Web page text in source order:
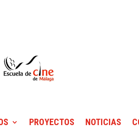
PROYECTOS NOTICIAS